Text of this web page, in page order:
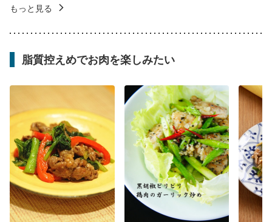
もっと見る
脂質控えめでお肉を楽しみたい